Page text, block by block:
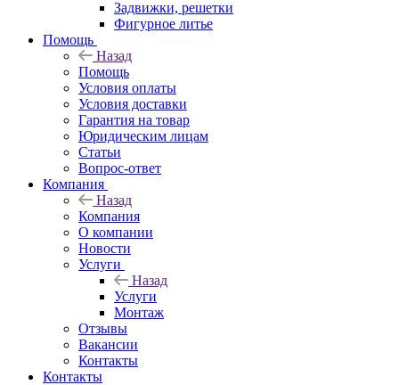
Задвижки, решетки
Фигурное литье
Помощь
Назад
Помощь
Условия оплаты
Условия доставки
Гарантия на товар
Юридическим лицам
Статьи
Вопрос-ответ
Компания
Назад
Компания
О компании
Новости
Услуги
Назад
Услуги
Монтаж
Отзывы
Вакансии
Контакты
Контакты